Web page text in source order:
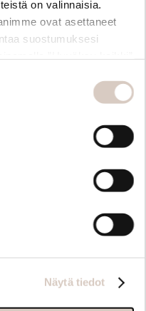
on valinnaisia.
ovat asettaneet
suostumuksesi
linkin kautta.
Näytä tiedot